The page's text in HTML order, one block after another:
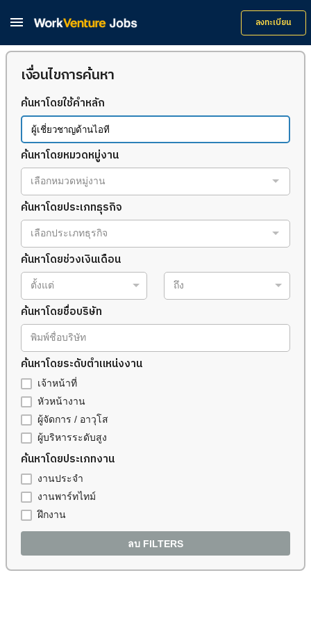
 ลงทะเบียน
เงื่อนไขการค้นหา
ค้นหาโดยใช้คำหลัก
ค้นหาโดยหมวดหมู่งาน
เลือกหมวดหมู่งาน
ค้นหาโดยประเภทธุรกิจ
เลือกประเภทธุรกิจ
ค้นหาโดยช่วงเงินเดือน
ตั้งแต่ ถึง
ค้นหาโดยชื่อบริษัท
พิมพ์ชื่อบริษัท
ค้นหาโดยระดับตำแหน่งงาน
เจ้าหน้าที่
หัวหน้างาน
ผู้จัดการ / อาวุโส
ผู้บริหารระดับสูง
ค้นหาโดยประเภทงาน
งานประจำ
งานพาร์ทไทม์
ฝึกงาน
ลบ FILTERS